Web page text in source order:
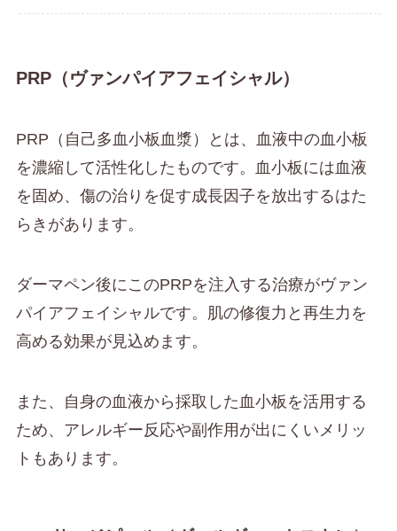
PRP（ヴァンパイアフェイシャル）
PRP（自己多血小板血漿）とは、血液中の血小板
を濃縮して活性化したものです。血小板には血液
を固め、傷の治りを促す成長因子を放出するはた
らきがあります。
ダーマペン後にこのPRPを注入する治療がヴァン
パイアフェイシャルです。肌の修復力と再生力を
高める効果が見込めます。
また、自身の血液から採取した血小板を活用する
ため、アレルギー反応や副作用が出にくいメリッ
トもあります。